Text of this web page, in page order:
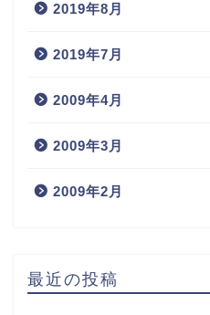
2019年8月
2019年7月
2009年4月
2009年3月
2009年2月
最近の投稿